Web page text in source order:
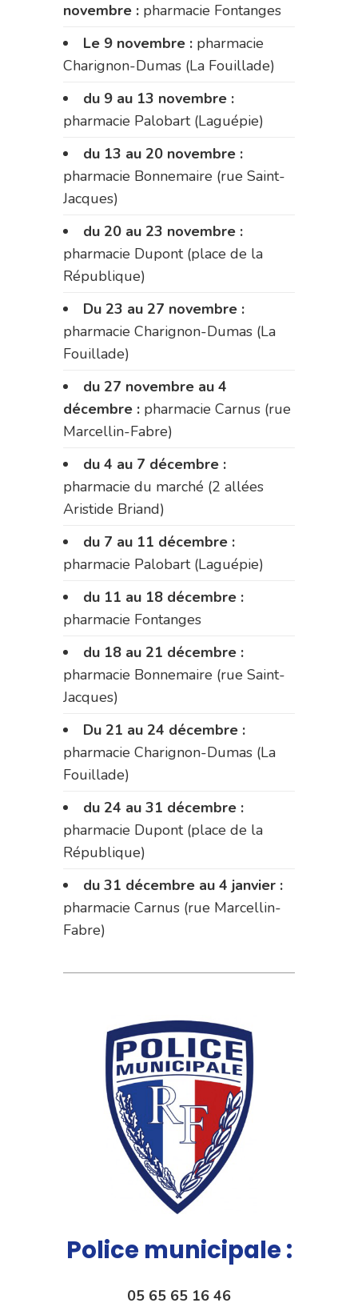
novembre : pharmacie Fontanges
Le 9 novembre : pharmacie
Charignon-Dumas (La Fouillade)
du 9 au 13 novembre :
pharmacie Palobart (Laguépie)
du 13 au 20 novembre :
pharmacie Bonnemaire (rue Saint-
Jacques)
du 20 au 23 novembre :
pharmacie Dupont (place de la
République)
Du 23 au 27 novembre :
pharmacie Charignon-Dumas (La
Fouillade)
du 27 novembre au 4
décembre : pharmacie Carnus (rue
Marcellin-Fabre)
du 4 au 7 décembre :
pharmacie du marché (2 allées
Aristide Briand)
du 7 au 11 décembre :
pharmacie Palobart (Laguépie)
du 11 au 18 décembre :
pharmacie Fontanges
du 18 au 21 décembre :
pharmacie Bonnemaire (rue Saint-
Jacques)
Du 21 au 24 décembre :
pharmacie Charignon-Dumas (La
Fouillade)
du 24 au 31 décembre :
pharmacie Dupont (place de la
République)
du 31 décembre au 4 janvier :
pharmacie Carnus (rue Marcellin-
Fabre)
Police municipale :
05 65 65 16 46